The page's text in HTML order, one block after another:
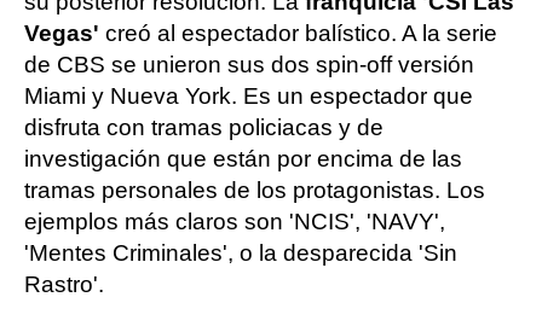
Vegas' creó al espectador balístico. A la serie
de CBS se unieron sus dos spin-off versión
Miami y Nueva York. Es un espectador que
disfruta con tramas policiacas y de
investigación que están por encima de las
tramas personales de los protagonistas. Los
ejemplos más claros son 'NCIS', 'NAVY',
'Mentes Criminales', o la desparecida 'Sin
Rastro'.